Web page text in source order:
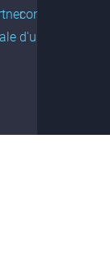
condizioni
d'uso